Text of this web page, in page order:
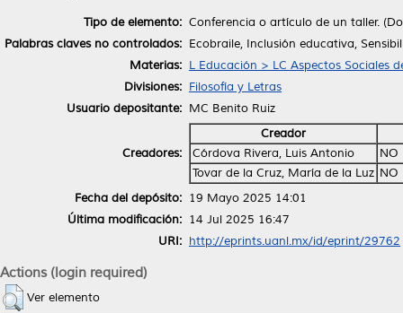
Tipo de elemento: Conferencia o artículo de un taller.
Palabras claves no controlados: Ecobraile, Inclusión educativa,
Materias: L Educación > LC Aspectos Sociales
Divisiones: Filosofía y Letras
Usuario depositante: MC Benito Ruiz
Creadores:
Creador
Córdova Rivera, Luis Antonio
NO
Tovar de la Cruz, María de la Luz NO
Fecha del depósito: 19 Mayo 2025 14:01
Última modificación: 14 Jul 2025 16:47
URI: http://eprints.uanl.mx/id/eprint/29762
Actions (login required)
Ver elemento